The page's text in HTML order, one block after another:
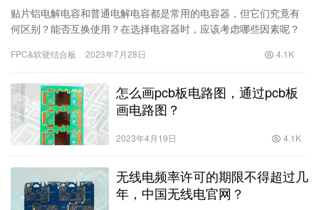
贴片铝电解电容和普通电解电容都是常用的电容器，但它们究竟有
何区别？能否互换使用？在选择电容器时，应该考虑哪些因素呢？
贴片铝电解电容一般呈长方形，两端有引脚，
FPC&软硬结合板 2023年7月28日 4.1K
怎么画pcb板电路图，通过pcb板
画电路图？
2023年4月19日 4.1K
无线电频率许可的期限不得超过几
年，中国无线电官网？